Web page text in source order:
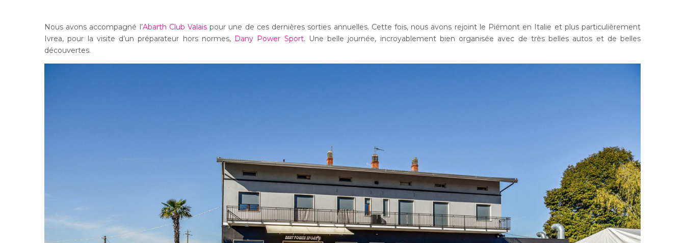
Nous avons accompagné l’Abarth Club Valais pour une de ces dernières sorties annuelles. Cette fois, nous avons rejoint le Piémont en Italie et plus particulièrement
Ivrea, pour la visite d’un préparateur hors normes, Dany Power Sport. Une belle journée, incroyablement bien organisée avec de très belles autos et de belles
découvertes.